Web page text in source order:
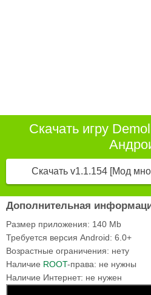
Скачать игру
Скачать v1.1.154 [Мод
Дополнительная
Размер приложения: 140 Mb
Требуется версия Android: 6.0+
Возрастные ограничения: нету
Наличие ROOT-права: не нужны
Наличие Интернет: не нужен